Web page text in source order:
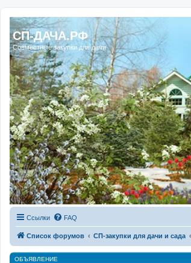
Регистрация
СП-ДАЧА.РФ
Совместные закупки для дачи
Ссылки FAQ
Список форумов СП-закупки для дачи и сада
ОБЪЯВЛЕНИЕ